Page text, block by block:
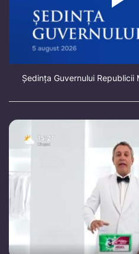
Ședința Guvernului